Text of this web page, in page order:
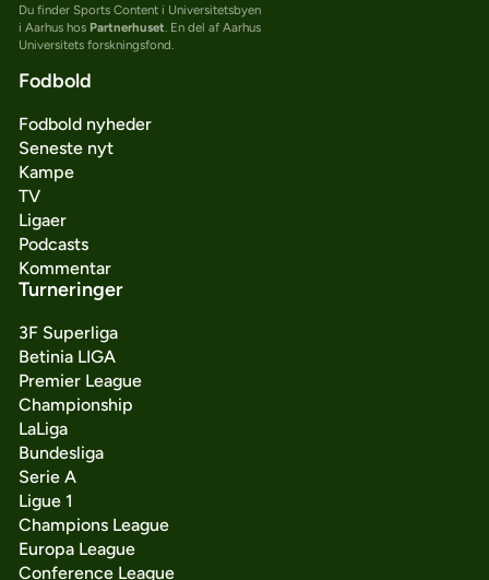
Du finder Sports Content i Universitetsbyen
i Aarhus hos Partnerhuset . En del af Aarhus
Universitets forskningsfond.
Fodbold
Fodbold nyheder
Seneste nyt
Kampe
TV
Ligaer
Podcasts
Kommentar
Turneringer
3F Superliga
Betinia LIGA
Premier League
Championship
LaLiga
Bundesliga
Serie A
Ligue 1
Champions League
Europa League
Conference League